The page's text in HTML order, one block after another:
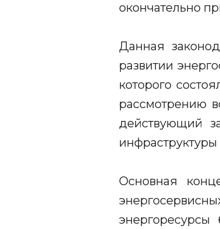
окончательно
Данная
развитии
которого
рассмотрению
действующий
Основная